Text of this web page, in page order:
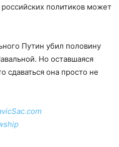
политиков может
Путин убил половину
Но оставшаяся
сдаваться она просто не